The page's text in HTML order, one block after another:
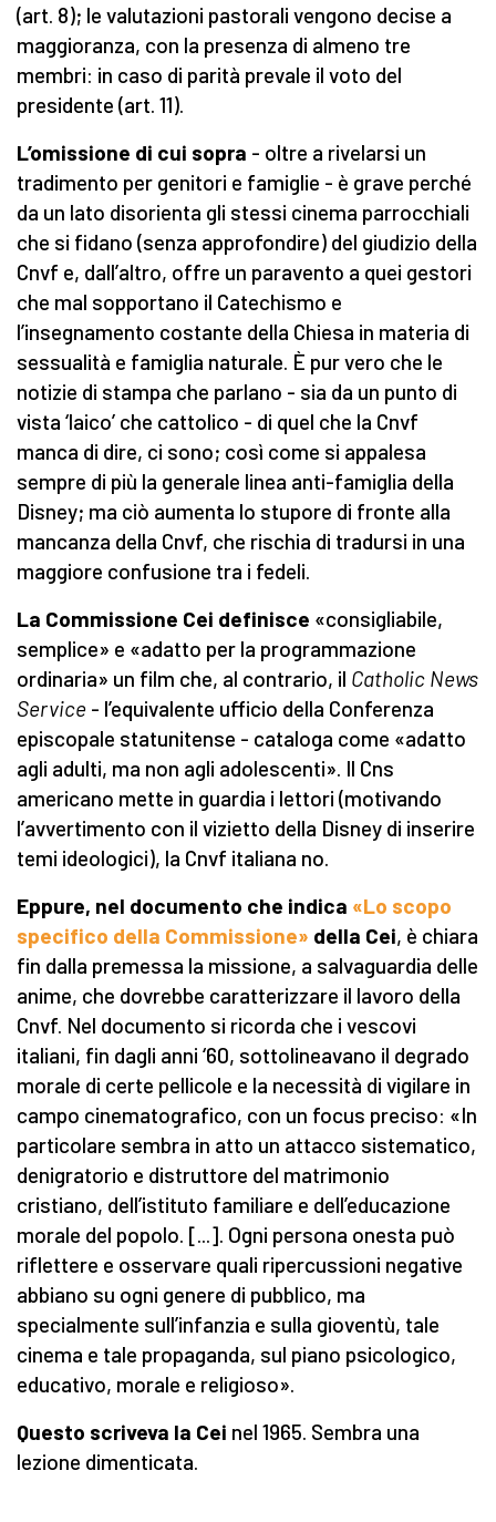
(art. 8); le valutazioni pastorali vengono decise a
maggioranza, con la presenza di almeno tre
membri: in caso di parità prevale il voto del
presidente (art. 11).
L’omissione di cui sopra - oltre a rivelarsi un
tradimento per genitori e famiglie - è grave perché
da un lato disorienta gli stessi cinema parrocchiali
che si fidano (senza approfondire) del giudizio della
Cnvf e, dall’altro, offre un paravento a quei gestori
che mal sopportano il Catechismo e
l’insegnamento costante della Chiesa in materia di
sessualità e famiglia naturale. È pur vero che le
notizie di stampa che parlano - sia da un punto di
vista ‘laico’ che cattolico - di quel che la Cnvf
manca di dire, ci sono; così come si appalesa
sempre di più la generale linea anti-famiglia della
Disney; ma ciò aumenta lo stupore di fronte alla
mancanza della Cnvf, che rischia di tradursi in una
maggiore confusione tra i fedeli.
La Commissione Cei definisce «consigliabile,
semplice» e «adatto per la programmazione
ordinaria» un film che, al contrario, il Catholic News
Service - l’equivalente ufficio della Conferenza
episcopale statunitense - cataloga come «adatto
agli adulti, ma non agli adolescenti». Il Cns
americano mette in guardia i lettori (motivando
l’avvertimento con il vizietto della Disney di inserire
temi ideologici), la Cnvf italiana no.
Eppure, nel documento che indica «Lo scopo
specifico della Commissione» della Cei, è chiara
fin dalla premessa la missione, a salvaguardia delle
anime, che dovrebbe caratterizzare il lavoro della
Cnvf. Nel documento si ricorda che i vescovi
italiani, fin dagli anni ‘60, sottolineavano il degrado
morale di certe pellicole e la necessità di vigilare in
campo cinematografico, con un focus preciso: «In
particolare sembra in atto un attacco sistematico,
denigratorio e distruttore del matrimonio
cristiano, dell’istituto familiare e dell’educazione
morale del popolo. [...]. Ogni persona onesta può
riflettere e osservare quali ripercussioni negative
abbiano su ogni genere di pubblico, ma
specialmente sull’infanzia e sulla gioventù, tale
cinema e tale propaganda, sul piano psicologico,
educativo, morale e religioso».
Questo scriveva la Cei nel 1965. Sembra una
lezione dimenticata.